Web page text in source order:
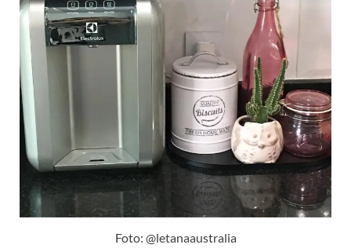
Foto: @letanaaustralia